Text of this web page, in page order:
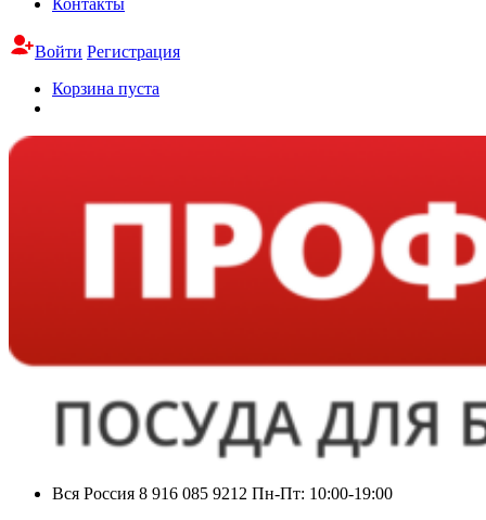
Контакты
Войти Регистрация
Корзина пуста
Вся Россия 8 916 085 9212 Пн-Пт: 10:00-19:00